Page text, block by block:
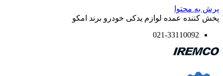
پرش به محتوا
پخش کننده عمده لوازم یدکی خودرو برند امکو
021-33110092